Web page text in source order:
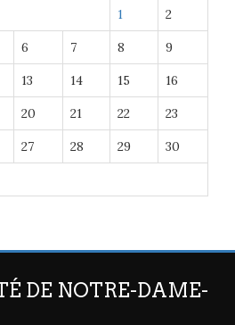
1 2
6 7 8 9
13 14 15 16
20 21 22 23
27 28 29 30
DE NOTRE-DAME-